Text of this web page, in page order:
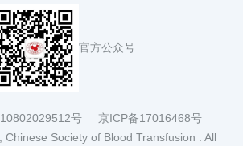
官方公众号
号 京ICP备17016468号
Society of Blood Transfusion . All